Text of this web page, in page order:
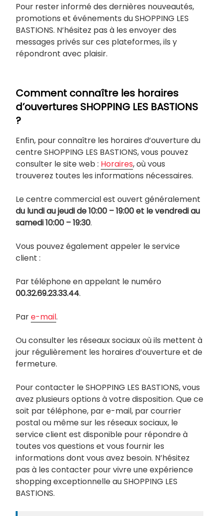
Pour rester informé des dernières nouveautés,
promotions et événements du SHOPPING LES
BASTIONS. N’hésitez pas à les envoyer des
messages privés sur ces plateformes, ils y
répondront avec plaisir.
Comment connaître les horaires
d’ouvertures SHOPPING LES BASTIONS
?
Enfin, pour connaître les horaires d’ouverture du
centre SHOPPING LES BASTIONS, vous pouvez
consulter le site web : Horaires, où vous
trouverez toutes les informations nécessaires.
Le centre commercial est ouvert généralement
du lundi au jeudi de 10:00 – 19:00 et le vendredi au
samedi 10:00 – 19:30.
Vous pouvez également appeler le service
client :
Par téléphone en appelant le numéro
00.32.69.23.33.44.
Pare-mail.
Ou consulter les réseaux sociaux où ils mettent à
jour régulièrement les horaires d’ouverture et de
fermeture.
Pour contacter le SHOPPING LES BASTIONS, vous
avez plusieurs options à votre disposition. Que ce
soit par téléphone, par e-mail, par courrier
postal ou même sur les réseaux sociaux, le
service client est disponible pour répondre à
toutes vos questions et vous fournir les
informations dont vous avez besoin. N’hésitez
pas à les contacter pour vivre une expérience
shopping exceptionnelle au SHOPPING LES
BASTIONS.